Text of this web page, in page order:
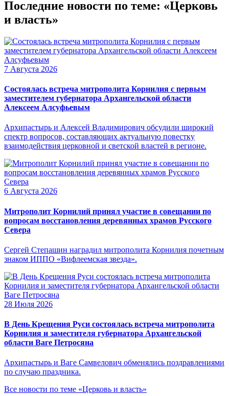
Последние новости по теме: «Церковь
и власть»
7 Августа 2026
Состоялась встреча митрополита Корнилия с первым
заместителем губернатора Архангельской области
Алексеем Алсуфьевым
Архипастырь и Алексей Владимирович обсудили широкий
спектр вопросов, составляющих актуальную повестку
взаимодействия церковной и светской властей в регионе.
6 Августа 2026
Митрополит Корнилий принял участие в совещании по
вопросам восстановления деревянных храмов Русского
Севера
Сергей Степашин наградил митрополита Корнилия почетным
знаком ИППО «Вифлеемская звезда».
28 Июля 2026
В День Крещения Руси состоялась встреча митрополита
Корнилия и заместителя губернатора Архангельской
области Ваге Петросяна
Архипастырь и Ваге Самвелович обменялись поздравлениями
по случаю праздника.
Все новости по теме «Церковь и власть»